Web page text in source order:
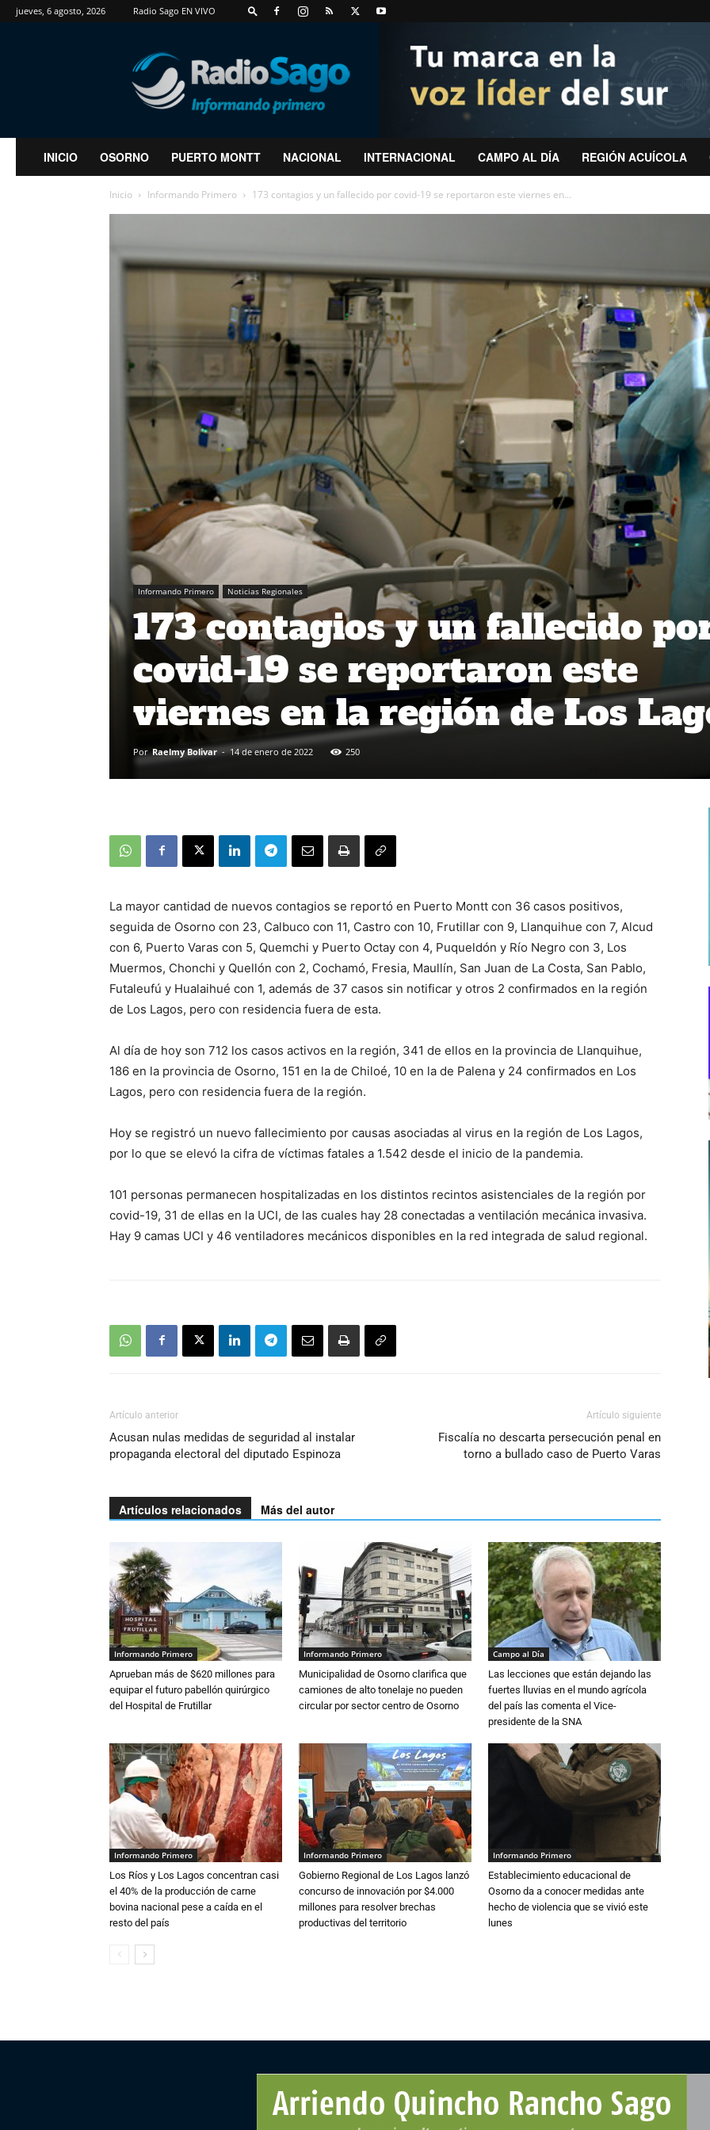
jueves, 6 agosto, 2026 Radio Sago EN VIVO
RadioSago
INICIO OSORNO PUERTO MONTT NACIONAL INTERNACIONAL CAMPO AL DÍA REGIÓN ACUÍCOLA
Inicio Informando Primero 173 contagios y un fallecido por covid-19 se reportaron este viernes en...
Informando Primero Noticias Regionales
173 contagios y un fallecido
covid-19 se reportaron este
viernes en la región de Los
Por Raelmy Bolivar - 14 de enero de 2022 250
La mayor cantidad de nuevos contagios se reportó en Puerto Montt con 36 casos positivos,
seguida de Osorno con 23, Calbuco con 11, Castro con 10, Frutillar con 9, Llanquihue con 7, Alcud
con 6, Puerto Varas con 5, Quemchi y Puerto Octay con 4, Puqueldón y Río Negro con 3, Los
Muermos, Chonchi y Quellón con 2, Cochamó, Fresia, Maullín, San Juan de La Costa, San Pablo,
Futaleufú y Hualaihué con 1, además de 37 casos sin notificar y otros 2 confirmados en la región
de Los Lagos, pero con residencia fuera de esta.
Al día de hoy son 712 los casos activos en la región, 341 de ellos en la provincia de Llanquihue,
186 en la provincia de Osorno, 151 en la de Chiloé, 10 en la de Palena y 24 confirmados en Los
Lagos, pero con residencia fuera de la región.
Hoy se registró un nuevo fallecimiento por causas asociadas al virus en la región de Los Lagos,
por lo que se elevó la cifra de víctimas fatales a 1.542 desde el inicio de la pandemia.
101 personas permanecen hospitalizadas en los distintos recintos asistenciales de la región por
covid-19, 31 de ellas en la UCI, de las cuales hay 28 conectadas a ventilación mecánica invasiva.
Hay 9 camas UCI y 46 ventiladores mecánicos disponibles en la red integrada de salud regional.
Artículo anterior
Acusan nulas medidas de seguridad al instalar
propaganda electoral del diputado Espinoza
Artículo siguiente
Fiscalía no descarta persecución penal en
torno a bullado caso de Puerto Varas
Artículos relacionados Más del autor
Informando Primero
Aprueban más de $620 millones para
equipar el futuro pabellón quirúrgico
del Hospital de Frutillar
Informando Primero
Municipalidad de Osorno clarifica que
camiones de alto tonelaje no pueden
circular por sector centro de Osorno
Campo al Día
Las lecciones que están dejando las
fuertes lluvias en el mundo agrícola
del país las comenta el Vice-
presidente de la SNA
Informando Primero
Los Ríos y Los Lagos concentran casi
el 40% de la producción de carne
bovina nacional pese a caída en el
resto del país
Informando Primero
Gobierno Regional de Los Lagos lanzó
concurso de innovación por $4.000
millones para resolver brechas
productivas del territorio
Informando Primero
Establecimiento educacional de
Osorno da a conocer medidas ante
hecho de violencia que se vivió este
lunes